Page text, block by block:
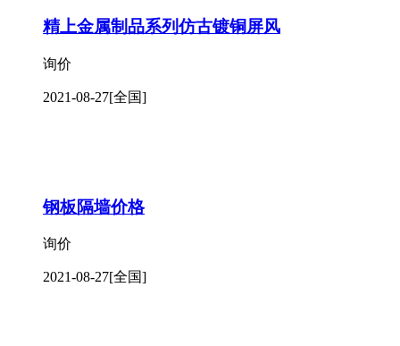
精上金属制品系列仿古镀铜屏风
询价
2021-08-27[全国]
钢板隔墙价格
询价
2021-08-27[全国]